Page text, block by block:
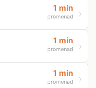
1 min
promenad
1 min
promenad
1 min
promenad